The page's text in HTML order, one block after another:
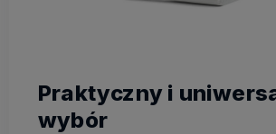
Praktyczny i
wybór